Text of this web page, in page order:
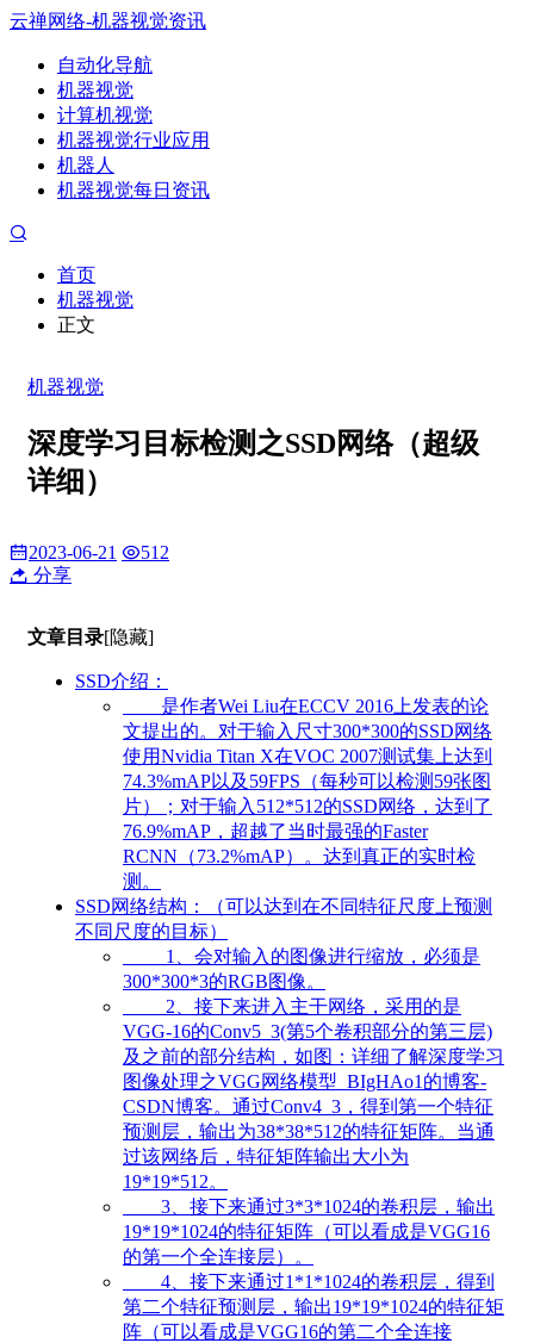
云禅网络-机器视觉资讯
自动化导航
机器视觉
计算机视觉
机器视觉行业应用
机器人
机器视觉每日资讯
首页
机器视觉
正文
机器视觉
深度学习目标检测之SSD网络（超级
详细）
2023-06-21
512
分享
文章目录[隐藏]
SSD介绍：
是作者Wei Liu在ECCV 2016上发表的论
文提出的。对于输入尺寸300*300的SSD网络
使用Nvidia Titan X在VOC 2007测试集上达到
74.3%mAP以及59FPS（每秒可以检测59张图
片）；对于输入512*512的SSD网络，达到了
76.9%mAP，超越了当时最强的Faster
RCNN（73.2%mAP）。达到真正的实时检
测。
SSD网络结构：（可以达到在不同特征尺度上预测
不同尺度的目标）
1、会对输入的图像进行缩放，必须是
300*300*3的RGB图像。
2、接下来进入主干网络，采用的是
VGG-16的Conv5_3(第5个卷积部分的第三层)
及之前的部分结构，如图：详细了解深度学习
图像处理之VGG网络模型_BIgHAo1的博客-
CSDN博客。通过Conv4_3，得到第一个特征
预测层，输出为38*38*512的特征矩阵。当通
过该网络后，特征矩阵输出大小为
19*19*512。
3、接下来通过3*3*1024的卷积层，输出
19*19*1024的特征矩阵（可以看成是VGG16
的第一个全连接层）。
4、接下来通过1*1*1024的卷积层，得到
第二个特征预测层，输出19*19*1024的特征矩
阵（可以看成是VGG16的第二个全连接